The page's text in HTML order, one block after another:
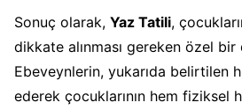
Sonuç olarak, Yaz Tatili,
dikkate alınması gereken özel bir
Ebeveynlerin, yukarıda belirtilen
ederek çocuklarının hem fiziksel